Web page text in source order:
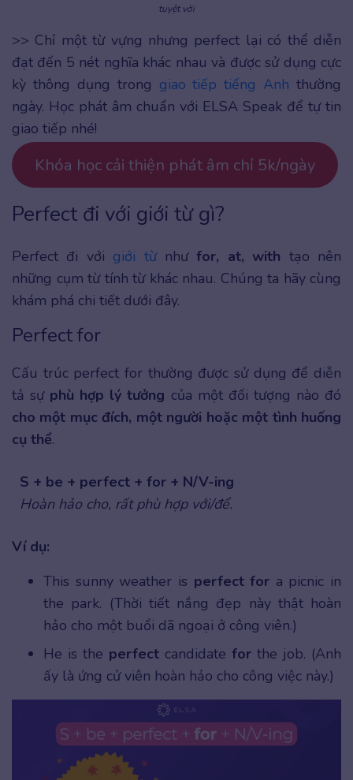
tuyệt vời
>> Chỉ một từ vựng nhưng perfect lại có thể diễn
đạt đến 5 nét nghĩa khác nhau và được sử dụng cực
kỳ thông dụng trong giao tiếp tiếng Anh thường
ngày. Học phát âm chuẩn với ELSA Speak để tự tin
giao tiếp nhé!
Khóa học cải thiện phát âm chỉ 5k/ngày
Perfect đi với giới từ gì?
Perfect đi với giới từnhưfor, at, with tạo nên
những cụm từ tính từ khác nhau. Chúng ta hãy cùng
khám phá chi tiết dưới đây.
Perfect for
Cấu trúc perfect for thường được sử dụng để diễn
tả sự phù hợp lý tưởng của một đối tượng nào đó
cho một mục đích, một người hoặc một tình huống
cụ thể.
S + be + perfect + for + N/V-ing
Hoàn hảo cho, rất phù hợp với/để.
Ví dụ:
This sunny weather is perfect for a picnic in
the park. (Thời tiết nắng đẹp này thật hoàn
hảo cho một buổi dã ngoại ở công viên.)
He is the perfect candidate for the job. (Anh
ấy là ứng cử viên hoàn hảo cho công việc này.)